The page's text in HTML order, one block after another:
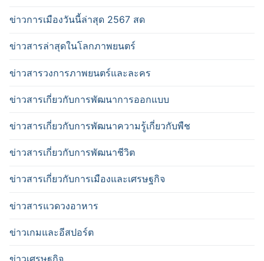
ข่าวการเมืองวันนี้ล่าสุด 2567 สด
ข่าวสารล่าสุดในโลกภาพยนตร์
ข่าวสารวงการภาพยนตร์และละคร
ข่าวสารเกี่ยวกับการพัฒนาการออกแบบ
ข่าวสารเกี่ยวกับการพัฒนาความรู้เกี่ยวกับพืช
ข่าวสารเกี่ยวกับการพัฒนาชีวิต
ข่าวสารเกี่ยวกับการเมืองและเศรษฐกิจ
ข่าวสารแวดวงอาหาร
ข่าวเกมและอีสปอร์ต
ข่าวเศรษฐกิจ